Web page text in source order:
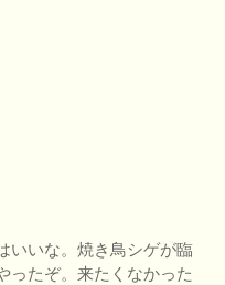
いいな。焼き鳥シゲが臨
ったぞ。来たくなかった